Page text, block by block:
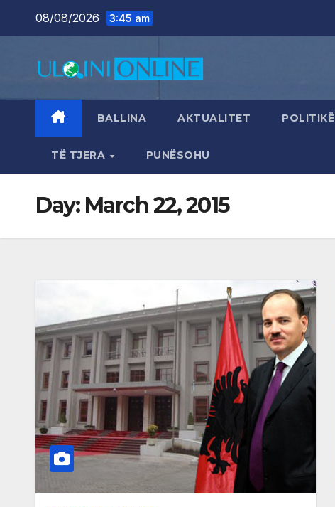
08/08/2026 3:45 am
BALLINA AKTUALITET POLITIKË
TË TJERA PUNËSOHU
Day: March 22, 2015